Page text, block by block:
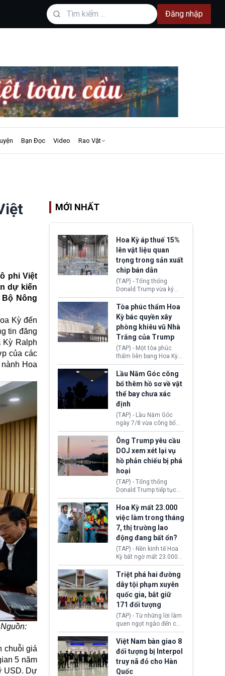
Đăng nhập
Bạn Đọc Video Rao Vặt
phi Việt
dự kiến
Nông
Kỳ đến
tin đăng
Kỳ Ralph
của các
Hoa
chuỗi giá
5 năm
USD. Dự
MỚI NHẤT
Hoa Kỳ áp thuế 15%
lên vật liệu quan
trọng trong sản xuất
chip bán dẫn
(TAP) - Tổng thống
Donald Trump vừa ký
sắc lệnh áp thuế bổ
sung 15% cùng cơ chế
giá sàn nhập khẩu
nghiêm ngặt đối với
polysilicon và các sản
phẩm hạ nguồn. Quyết
định này nhằm khôi
phục chuỗi cung ứng
công nghệ, năng lượng
mặt trời nội địa trước sự
thống trị của Trung
Quốc.
Tòa phúc thẩm Hoa
Kỳ bác quyền xây
phòng khiêu vũ Nhà
Trắng của Trump
(TAP) - Một tòa phúc
thẩm liên bang Hoa Kỳ
vừa phán quyết, chính
quyền Tổng thống
Donald Trump không có
quyền tự ý xây phòng
khiêu vũ mới rộng
khoảng 90.000 feet
vuông tại khu vực Cánh
Đông Nhà Trắng.
Lầu Năm Góc công
bố thêm hồ sơ về vật
thể bay chưa xác
định
(TAP) - Lầu Năm Góc
ngày 7/8 vừa công bố
thêm 41 hồ sơ liên quan
đến UFO hay còn được
gọi là hiện tượng bất
thường chưa xác định
(UAP). Những tài liệu này
bao gồm hình ảnh,
video, báo cáo từ nhiều
cơ quan khác nhau như
Cục Điều tra Liên bang
(FBI), Cơ quan Tình báo
Trung ương (CIA) và Bộ
Ngoại giao (DOS).
Ông Trump yêu cầu
DOJ xem xét lại vụ
hồ phản chiếu bị phá
hoại
(TAP) - Tổng thống
Donald Trump tiếp tục
cho rằng, hồ phản chiếu
trước Đài tưởng niệm
Lincoln bị phá hoại. Lãnh
đạo Nhà Trắng yêu cầu
Bộ Tư pháp (DOJ) xem
xét lại quyết định hủy
truy tố những cá nhân bị
nghi ngờ làm hư hại
công trình.
Hoa Kỳ mất 23.000
việc làm trong tháng
7, thị trường lao
động đang bất ổn?
(TAP) - Nền kinh tế Hoa
Kỳ bất ngờ mất 23.000
việc làm vào tháng 7,
cho thấy thị trường lao
động có dấu hiệu suy
yếu sau thời gian duy trì
tương đối ổn định suốt
nửa năm 2026.
Triệt phá hai đường
dây tội phạm xuyên
quốc gia, bắt giữ
171 đối tượng
(TAP) - Từ những lời làm
quen ngọt ngào đến các
“sàn vàng ảo”, bất động
sản trực tuyến cùng
đường dây đánh bạc quy
mô lớn, hai tổ chức tội
phạm xuyên quốc gia đã
dựng lên mạng lưới hoạt
Việt Nam bàn giao 8
đối tượng bị Interpol
truy nã đỏ cho Hàn
Quốc